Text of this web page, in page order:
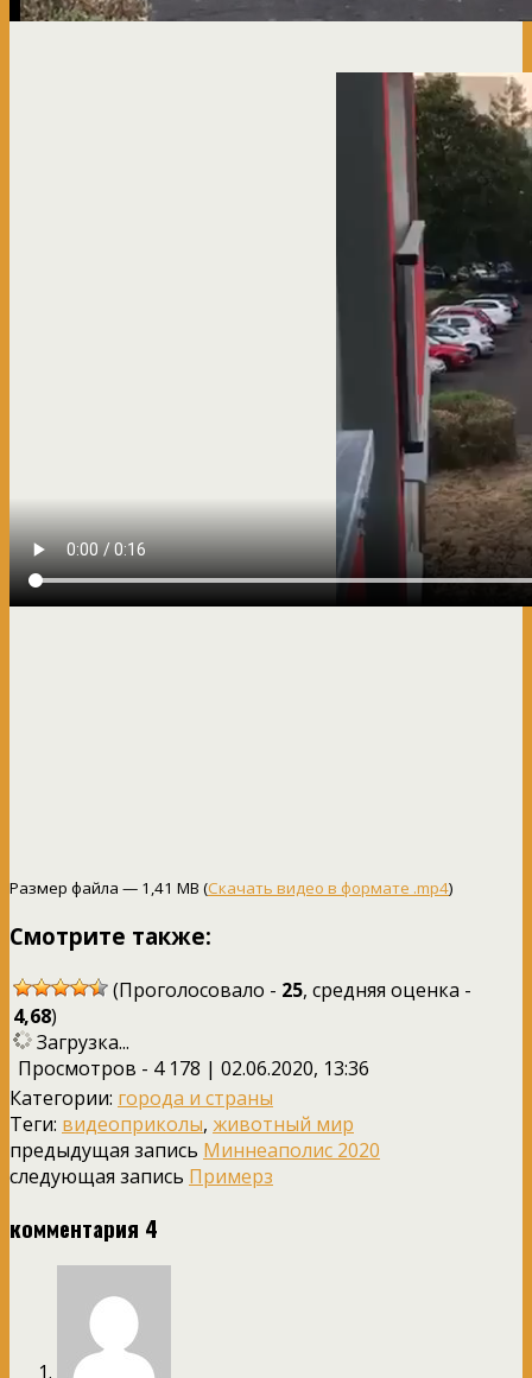
Размер файла — 1,41 MB (Скачать видео в формате .mp4)
Смотрите также:
(Проголосовало - 25, средняя оценка -
4,68)
Загрузка...
Просмотров - 4 178 | 02.06.2020, 13:36
Категории: города и страны
Теги: видеоприколы, животный мир
предыдущая запись Миннеаполис 2020
следующая запись Примерз
комментария 4